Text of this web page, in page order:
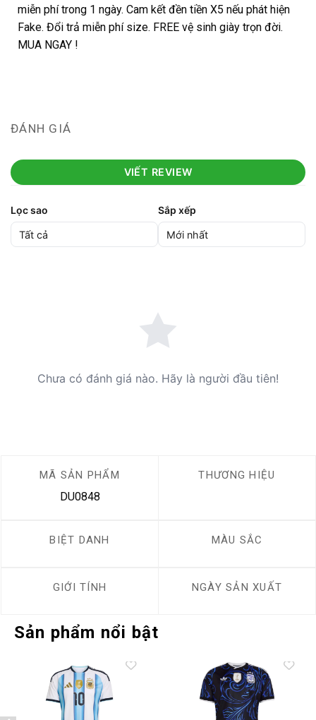
miễn phí trong 1 ngày. Cam kết đền tiền X5 nếu phát hiện
Fake. Đổi trả miễn phí size. FREE vệ sinh giày trọn đời.
MUA NGAY !
ĐÁNH GIÁ
VIẾT REVIEW
Lọc sao Sắp xếp
Chưa có đánh giá nào. Hãy là người đầu tiên!
MÃ SẢN PHẨM
DU0848
THƯƠNG HIỆU
BIỆT DANH MÀU SẮC
GIỚI TÍNH NGÀY SẢN XUẤT
Sản phẩm nổi bật